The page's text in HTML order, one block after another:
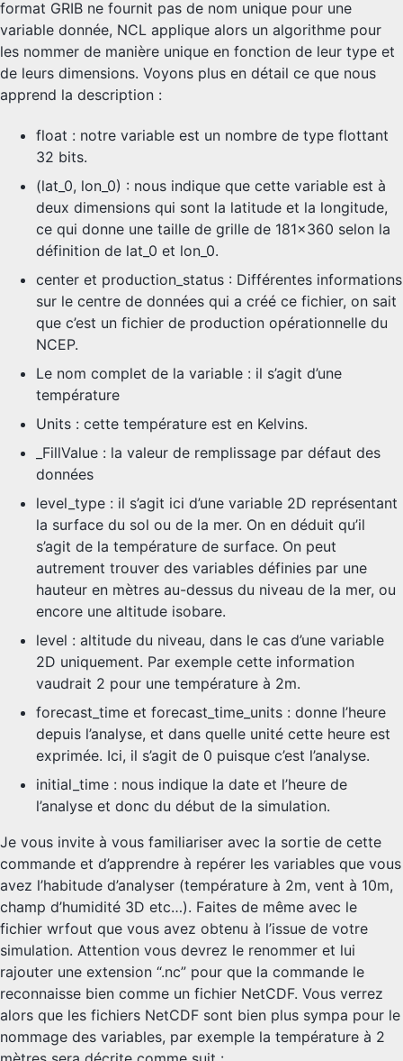
format GRIB ne fournit pas de nom unique pour une
variable donnée, NCL applique alors un algorithme pour
les nommer de manière unique en fonction de leur type et
de leurs dimensions. Voyons plus en détail ce que nous
apprend la description :
float : notre variable est un nombre de type flottant
32 bits.
(lat_0, lon_0) : nous indique que cette variable est à
deux dimensions qui sont la latitude et la longitude,
ce qui donne une taille de grille de 181x360 selon la
définition de lat_0 et lon_0.
center et production_status : Différentes informations
sur le centre de données qui a créé ce fichier, on sait
que c’est un fichier de production opérationnelle du
NCEP.
Le nom complet de la variable : il s’agit d’une
température
Units : cette température est en Kelvins.
_FillValue : la valeur de remplissage par défaut des
données
level_type : il s’agit ici d’une variable 2D représentant
la surface du sol ou de la mer. On en déduit qu’il
s’agit de la température de surface. On peut
autrement trouver des variables définies par une
hauteur en mètres au-dessus du niveau de la mer, ou
encore une altitude isobare.
level : altitude du niveau, dans le cas d’une variable
2D uniquement. Par exemple cette information
vaudrait 2 pour une température à 2m.
forecast_time et forecast_time_units : donne l’heure
depuis l’analyse, et dans quelle unité cette heure est
exprimée. Ici, il s’agit de 0 puisque c’est l’analyse.
initial_time : nous indique la date et l’heure de
l’analyse et donc du début de la simulation.
Je vous invite à vous familiariser avec la sortie de cette
commande et d’apprendre à repérer les variables que vous
avez l’habitude d’analyser (température à 2m, vent à 10m,
champ d’humidité 3D etc…). Faites de même avec le
fichier wrfout que vous avez obtenu à l’issue de votre
simulation. Attention vous devrez le renommer et lui
rajouter une extension “.nc” pour que la commande le
reconnaisse bien comme un fichier NetCDF. Vous verrez
alors que les fichiers NetCDF sont bien plus sympa pour le
nommage des variables, par exemple la température à 2